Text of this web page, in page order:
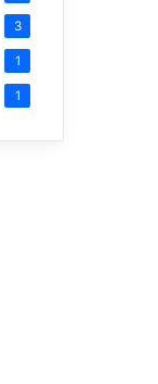
3
1
1